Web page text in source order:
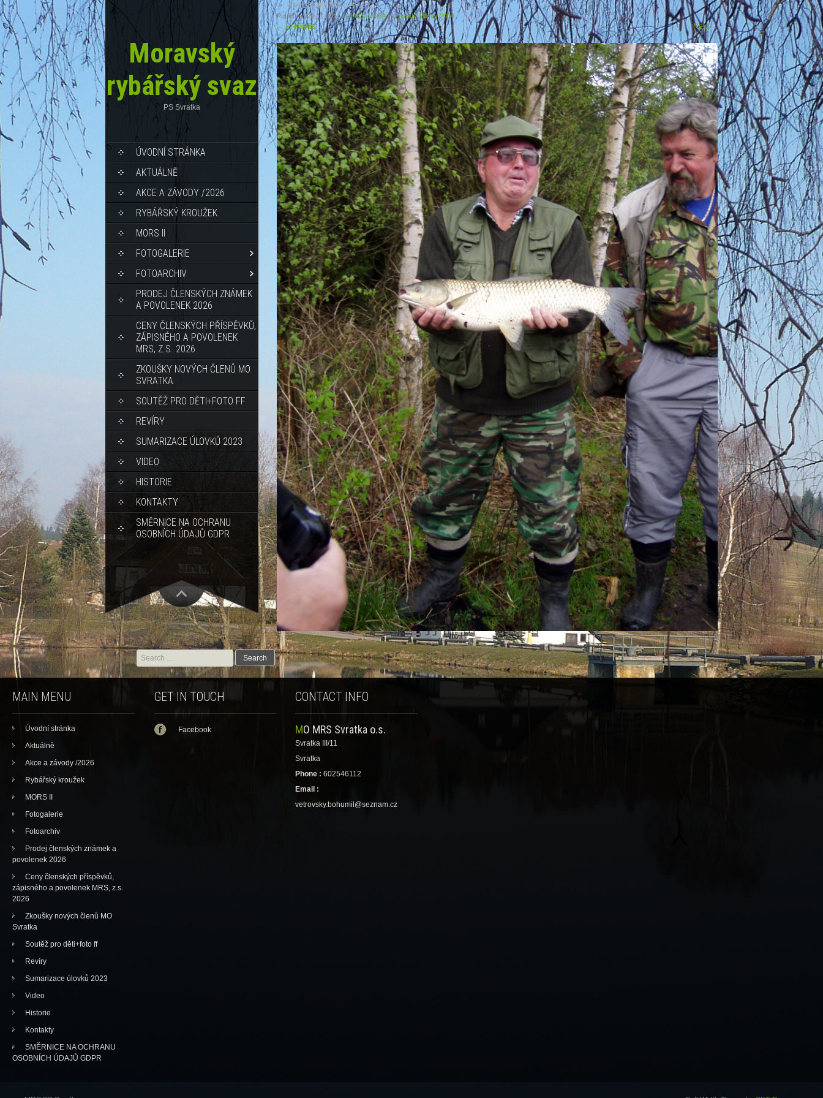
Moravský
rybářský svaz
PS Svratka
ÚVODNÍ STRÁNKA
AKTUÁLNĚ
AKCE A ZÁVODY /2026
RYBÁŘSKÝ KROUŽEK
MORS II
FOTOGALERIE
FOTOARCHIV
PRODEJ ČLENSKÝCH ZNÁMEK
A POVOLENEK 2026
CENY ČLENSKÝCH PŘÍSPĚVKŮ,
ZÁPISNÉHO A POVOLENEK
MRS, Z.S. 2026
ZKOUŠKY NOVÝCH ČLENŮ MO
SVRATKA
SOUTĚŽ PRO DĚTI+FOTO FF
REVÍRY
SUMARIZACE ÚLOVKŮ 2023
VIDEO
HISTORIE
KONTAKTY
SMĚRNICE NA OCHRANU
OSOBNÍCH ÚDAJŮ GDPR
OLYMPUS DIGITAL CAMERA
Published29.11.2014at1488 × 1984inZávody Milovy 2004
← Previous Next→
Search for:
MAIN MENU
Úvodní stránka
Aktuálně
Akce a závody /2026
Rybářský kroužek
MORS II
Fotogalerie
Fotoarchiv
Prodej členských známek a
povolenek 2026
Ceny členských příspěvků,
zápisného a povolenek MRS, z.s.
2026
Zkoušky nových členů MO
Svratka
Soutěž pro děti+foto ff
Revíry
Sumarizace úlovků 2023
Video
Historie
Kontakty
SMĚRNICE NA OCHRANU
OSOBNÍCH ÚDAJŮ GDPR
GET IN TOUCH
Facebook
CONTACT INFO
MO MRS Svratka o.s.
Svratka III/11
Svratka
Phone : 602546112
Email :
vetrovsky.bohumil@seznam.cz